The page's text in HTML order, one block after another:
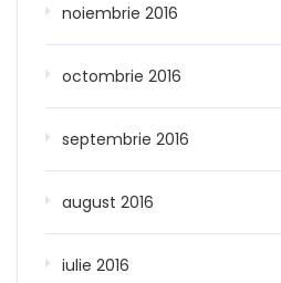
noiembrie 2016
octombrie 2016
septembrie 2016
august 2016
iulie 2016